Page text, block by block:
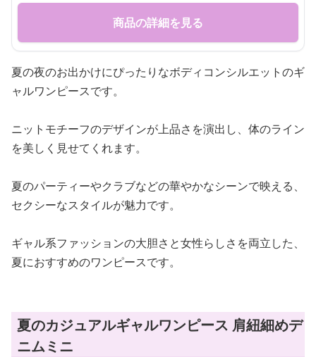
商品の詳細を見る
夏の夜のお出かけにぴったりなボディコンシルエットのギ
ャルワンピースです。
ニットモチーフのデザインが上品さを演出し、体のライン
を美しく見せてくれます。
夏のパーティーやクラブなどの華やかなシーンで映える、
セクシーなスタイルが魅力です。
ギャル系ファッションの大胆さと女性らしさを両立した、
夏におすすめのワンピースです。
夏のカジュアルギャルワンピース 肩紐細めデ
ニムミニ